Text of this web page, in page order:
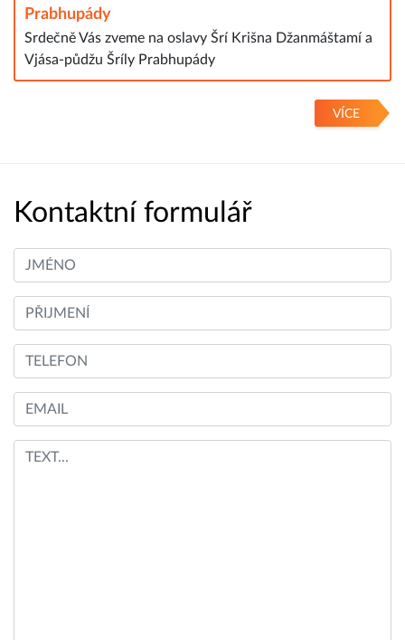
Prabhupády
Srdečně Vás zveme na oslavy Šrí Krišna Džanmáštamí a
Vjása-půdžu Šríly Prabhupády
VÍCE
Kontaktní formulář